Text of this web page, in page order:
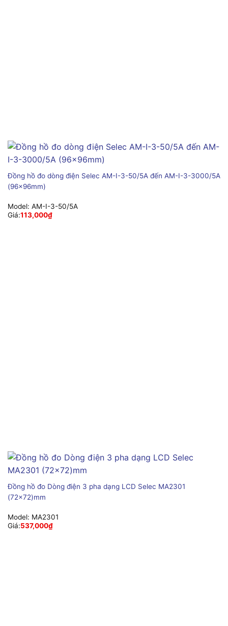
Đồng hồ đo dòng điện Selec AM-I-3-50/5A đến AM-I-3-3000/5A
(96x96mm)
Model: AM-I-3-50/5A
Giá:113,000₫
Đồng hồ đo Dòng điện 3 pha dạng LCD Selec MA2301
(72×72)mm
Model: MA2301
Giá:537,000₫